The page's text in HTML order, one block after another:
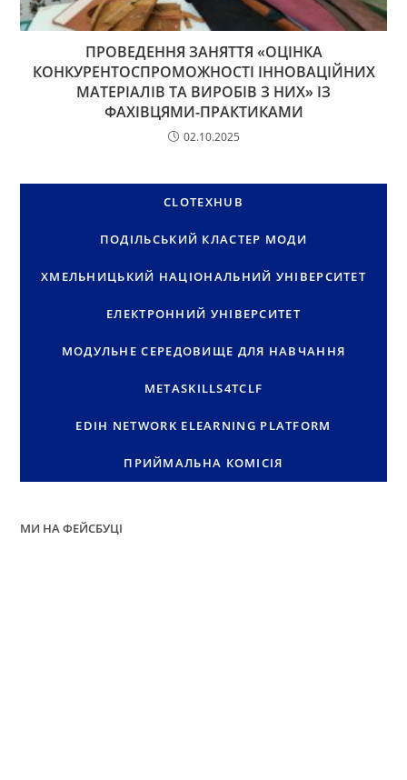
ПРОВЕДЕННЯ ЗАНЯТТЯ «ОЦІНКА
КОНКУРЕНТОСПРОМОЖНОСТІ ІННОВАЦІЙНИХ
МАТЕРІАЛІВ ТА ВИРОБІВ З НИХ» ІЗ
ФАХІВЦЯМИ-ПРАКТИКАМИ
02.10.2025
CLOTEXHUB
ПОДІЛЬСЬКИЙ КЛАСТЕР МОДИ
ХМЕЛЬНИЦЬКИЙ НАЦІОНАЛЬНИЙ УНІВЕРСИТЕТ
ЕЛЕКТРОННИЙ УНІВЕРСИТЕТ
МОДУЛЬНЕ СЕРЕДОВИЩЕ ДЛЯ НАВЧАННЯ
METASKILLS4TCLF
EDIH NETWORK ELEARNING PLATFORM
ПРИЙМАЛЬНА КОМІСІЯ
МИ НА ФЕЙСБУЦІ